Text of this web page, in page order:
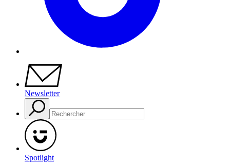
Newsletter
Spotlight